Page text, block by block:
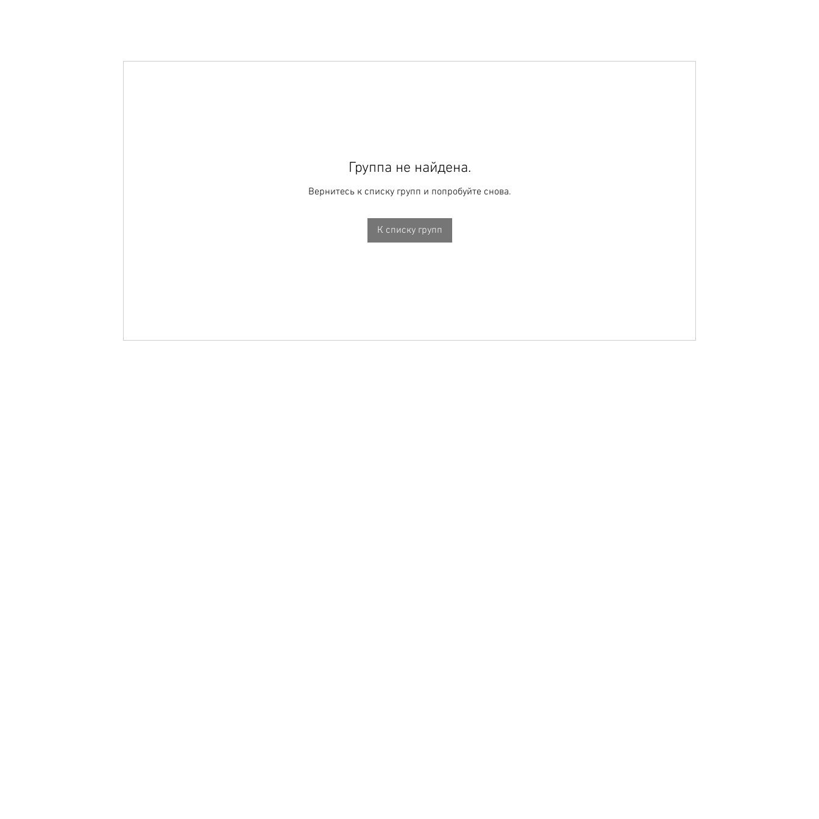
Группа не найдена.
Вернитесь к списку групп и попробуйте снова.
К списку групп